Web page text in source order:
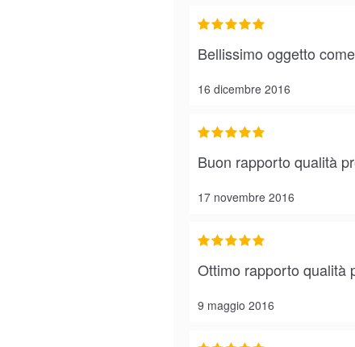
16 dicembre 2016
Bellissimo oggetto
17 novembre 2016
Buon rapporto qualità
9 maggio 2016
Ottimo rapporto qualità